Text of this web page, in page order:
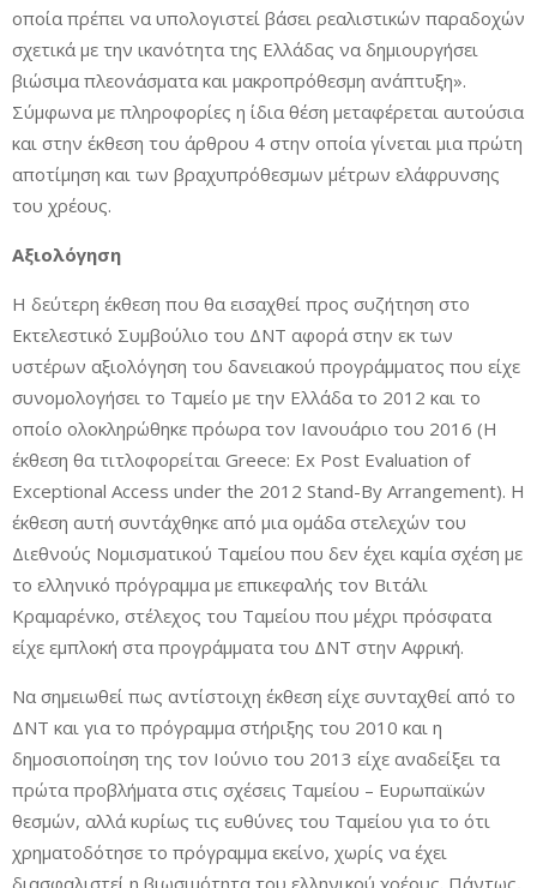
οποία πρέπει να υπολογιστεί βάσει ρεαλιστικών παραδοχών
σχετικά με την ικανότητα της Ελλάδας να δημιουργήσει
βιώσιμα πλεονάσματα και μακροπρόθεσμη ανάπτυξη».
Σύμφωνα με πληροφορίες η ίδια θέση μεταφέρεται αυτούσια
και στην έκθεση του άρθρου 4 στην οποία γίνεται μια πρώτη
αποτίμηση και των βραχυπρόθεσμων μέτρων ελάφρυνσης
του χρέους.
Αξιολόγηση
Η δεύτερη έκθεση που θα εισαχθεί προς συζήτηση στο
Εκτελεστικό Συμβούλιο του ΔΝΤ αφορά στην εκ των
υστέρων αξιολόγηση του δανειακού προγράμματος που είχε
συνομολογήσει το Ταμείο με την Ελλάδα το 2012 και το
οποίο ολοκληρώθηκε πρόωρα τον Ιανουάριο του 2016 (Η
έκθεση θα τιτλοφορείται Greece: Ex Post Evaluation of
Exceptional Access under the 2012 Stand-By Arrangement). Η
έκθεση αυτή συντάχθηκε από μια ομάδα στελεχών του
Διεθνούς Νομισματικού Ταμείου που δεν έχει καμία σχέση με
το ελληνικό πρόγραμμα με επικεφαλής τον Βιτάλι
Κραμαρένκο, στέλεχος του Ταμείου που μέχρι πρόσφατα
είχε εμπλοκή στα προγράμματα του ΔΝΤ στην Αφρική.
Να σημειωθεί πως αντίστοιχη έκθεση είχε συνταχθεί από το
ΔΝΤ και για το πρόγραμμα στήριξης του 2010 και η
δημοσιοποίηση της τον Ιούνιο του 2013 είχε αναδείξει τα
πρώτα προβλήματα στις σχέσεις Ταμείου – Ευρωπαϊκών
θεσμών, αλλά κυρίως τις ευθύνες του Ταμείου για το ότι
χρηματοδότησε το πρόγραμμα εκείνο, χωρίς να έχει
διασφαλιστεί η βιωσιμότητα του ελληνικού χρέους. Πάντως,